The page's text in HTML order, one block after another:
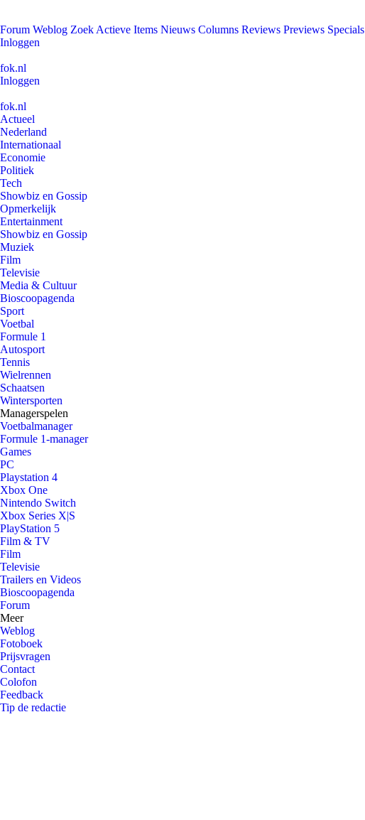
Forum Weblog Zoek Actieve Items Nieuws Columns Reviews Previews Specials
Inloggen
fok.nl
Inloggen
fok.nl
Actueel
Nederland
Internationaal
Economie
Politiek
Tech
Showbiz en Gossip
Opmerkelijk
Entertainment
Showbiz en Gossip
Muziek
Film
Televisie
Media & Cultuur
Bioscoopagenda
Sport
Voetbal
Formule 1
Autosport
Tennis
Wielrennen
Schaatsen
Wintersporten
Managerspelen
Voetbalmanager
Formule 1-manager
Games
PC
Playstation 4
Xbox One
Nintendo Switch
Xbox Series X|S
PlayStation 5
Film & TV
Film
Televisie
Trailers en Videos
Bioscoopagenda
Forum
Meer
Weblog
Fotoboek
Prijsvragen
Contact
Colofon
Feedback
Tip de redactie